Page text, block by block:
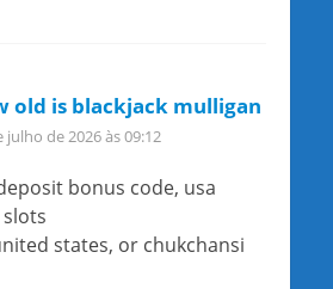
old is blackjack mulligan
julho de 2026 às 09:12
bonus code, usa
states, or chukchansi